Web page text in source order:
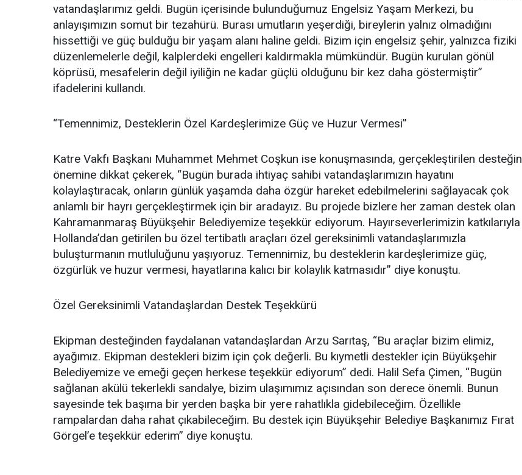
vatandaşlarımız geldi. Bugün içerisinde bulunduğumuz Engelsiz Yaşam Merkezi, bu
anlayışımızın somut bir tezahürü. Burası umutların yeşerdiği, bireylerin yalnız olmadığını
hissettiği ve güç bulduğu bir yaşam alanı haline geldi. Bizim için engelsiz şehir, yalnızca fiziki
düzenlemelerle değil, kalplerdeki engelleri kaldırmakla mümkündür. Bugün kurulan gönül
köprüsü, mesafelerin değil iyiliğin ne kadar güçlü olduğunu bir kez daha göstermiştir”
ifadelerini kullandı.
“Temennimiz, Desteklerin Özel Kardeşlerimize Güç ve Huzur Vermesi”
Katre Vakfı Başkanı Muhammet Mehmet Coşkun ise konuşmasında, gerçekleştirilen desteğin
önemine dikkat çekerek, “Bugün burada ihtiyaç sahibi vatandaşlarımızın hayatını
kolaylaştıracak, onların günlük yaşamda daha özgür hareket edebilmelerini sağlayacak çok
anlamlı bir hayrı gerçekleştirmek için bir aradayız. Bu projede bizlere her zaman destek olan
Kahramanmaraş Büyükşehir Belediyemize teşekkür ediyorum. Hayırseverlerimizin katkılarıyla
Hollanda’dan getirilen bu özel tertibatlı araçları özel gereksinimli vatandaşlarımızla
buluşturmanın mutluluğunu yaşıyoruz. Temennimiz, bu desteklerin kardeşlerimize güç,
özgürlük ve huzur vermesi, hayatlarına kalıcı bir kolaylık katmasıdır” diye konuştu.
Özel Gereksinimli Vatandaşlardan Destek Teşekkürü
Ekipman desteğinden faydalanan vatandaşlardan Arzu Sarıtaş, “Bu araçlar bizim elimiz,
ayağımız. Ekipman destekleri bizim için çok değerli. Bu kıymetli destekler için Büyükşehir
Belediyemize ve emeği geçen herkese teşekkür ediyorum” dedi. Halil Sefa Çimen, “Bugün
sağlanan akülü tekerlekli sandalye, bizim ulaşımımız açısından son derece önemli. Bunun
sayesinde tek başıma bir yerden başka bir yere rahatlıkla gidebileceğim. Özellikle
rampalardan daha rahat çıkabileceğim. Bu destek için Büyükşehir Belediye Başkanımız Fırat
Görgel’e teşekkür ederim” diye konuştu.